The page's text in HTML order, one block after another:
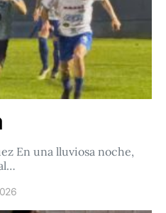
En una lluviosa noche,